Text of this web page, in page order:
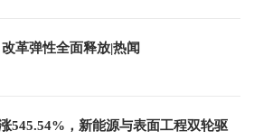
革弹性全面释放|热闻
545.54%，新能源与表面工程双轮驱